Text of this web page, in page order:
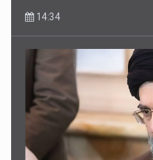
14:34